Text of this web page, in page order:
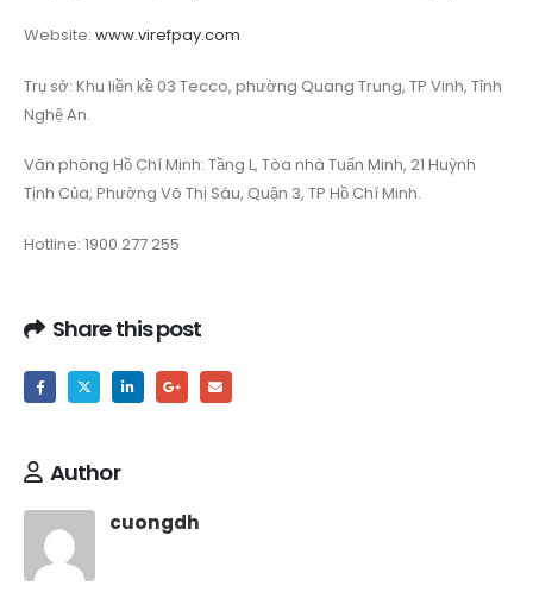
Website: www.virefpay.com
Trụ sở: Khu liền kề 03 Tecco, phường Quang Trung, TP Vinh, Tỉnh
Nghệ An.
Văn phòng Hồ Chí Minh: Tầng L, Tòa nhà Tuấn Minh, 21 Huỳnh
Tịnh Của, Phường Võ Thị Sáu, Quận 3, TP Hồ Chí Minh.
Hotline: 1900 277 255
Share this post
Author
cuongdh